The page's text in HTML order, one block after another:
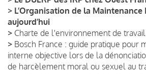
> L’Organisation de la Maintenance
aujourd’hui
> Charte de l'environnement de
> Bosch France : guide pratique pour
interne objective lors de la
de harcèlement moral ou sexuel au